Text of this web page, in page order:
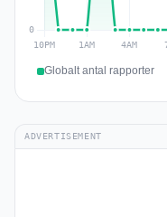
Globalt antal rapporter
ADVERTISEMENT